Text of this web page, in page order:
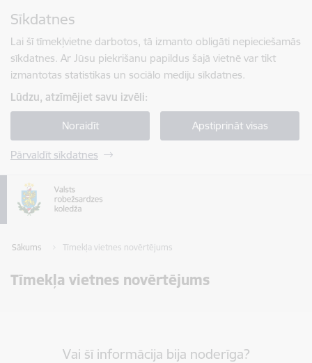
Sīkdatnes
Lai šī tīmekļvietne darbotos, tā izmanto obligāti nepieciešamās
sīkdatnes. Ar Jūsu piekrišanu papildus šajā vietnē var tikt
izmantotas statistikas un sociālo mediju sīkdatnes.
Lūdzu, atzīmējiet savu izvēli:
Noraidīt Apstiprināt visas
Pārvaldīt sīkdatnes
Sākums Tīmekļa vietnes novērtējums
Tīmekļa vietnes novērtējums
Vai šī informācija bija noderīga?